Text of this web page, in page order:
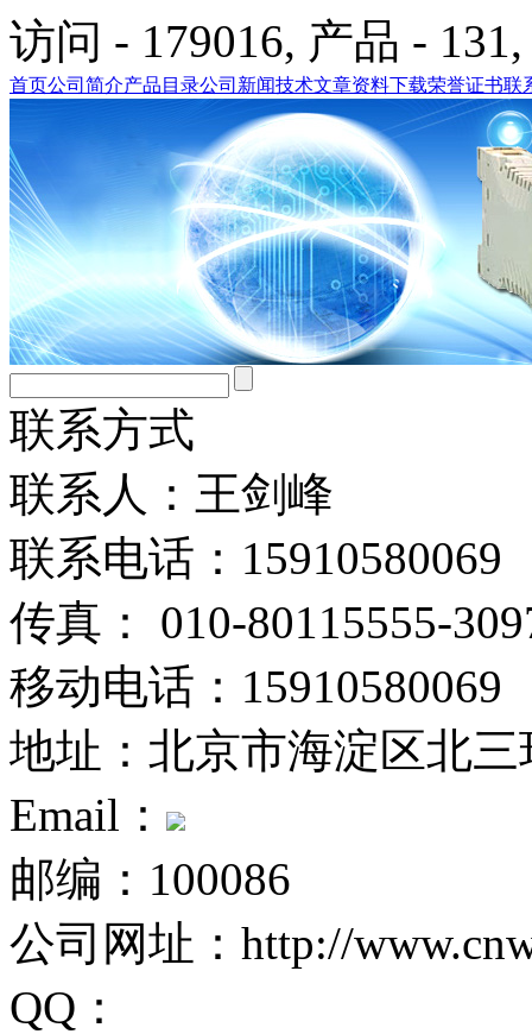
访问 - 179016, 产品 -
首页公司简介产品目录公司新闻技术文章资料下载荣誉证书联
联系方式
联系人：王剑峰
联系电话：15910580069
传真： 010-80115555-
移动电话：15910580069
地址：北京市海淀区北三
Email：
邮编：100086
公司网址：http://
QQ：